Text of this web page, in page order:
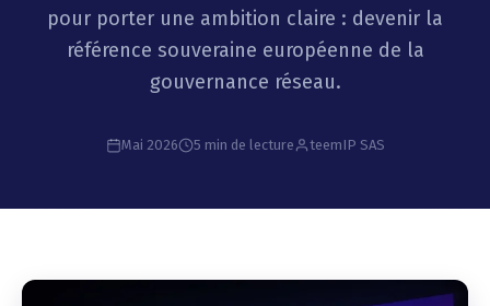
pour porter une ambition claire : devenir la
référence souveraine européenne de la
gouvernance réseau.
Mai 2026 5 min de lecture teemIP SAS